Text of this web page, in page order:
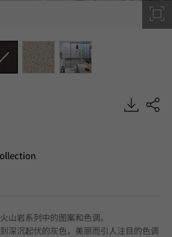
山岩系列中的图案和色调。
深沉起伏的灰色，美丽而引人注目的色调